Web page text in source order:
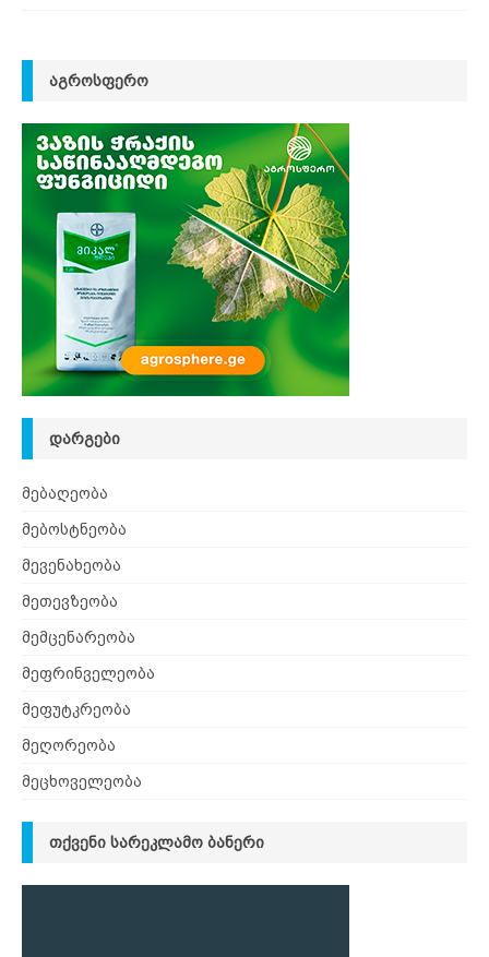
ᲐᲒᲠᲝᲡᲤᲔᲠᲝ
ᲓᲐᲠᲒᲔᲑᲘ
მებაღეობა
მებოსტნეობა
მევენახეობა
მეთევზეობა
მემცენარეობა
მეფრინველეობა
მეფუტკრეობა
მეღორეობა
მეცხოველეობა
ᲗᲥᲕᲔᲜᲘ ᲡᲐᲠᲔᲙᲚᲐᲛᲝ ᲑᲐᲜᲔᲠᲘ